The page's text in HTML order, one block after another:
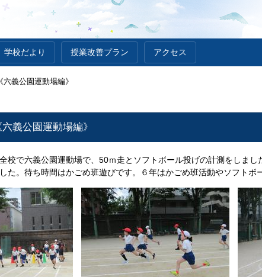
学校だより 授業改善プラン アクセス
義公園運動場編》
義公園運動場編》
校で六義公園運動場で、50ｍ走とソフトボール投げの計測をしま
た。待ち時間はかごめ班遊びです。６年はかごめ班活動やソフトボ